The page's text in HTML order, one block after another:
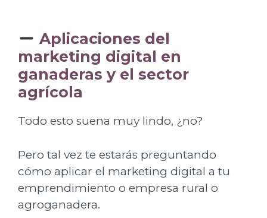
Aplicaciones del
marketing digital en
ganaderas y el sector
agrícola
Todo esto suena muy lindo, ¿no?
Pero tal vez te estarás preguntando
cómo aplicar el marketing digital a tu
emprendimiento o empresa rural o
agroganadera.